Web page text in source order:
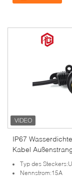
IP67
Kabel
Gummi
Typ des
Nennstrom:15A